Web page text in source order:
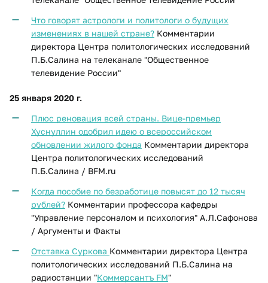
Что говорят астрологи и политологи о будущих
изменениях в нашей стране? Комментарии
директора Центра политологических исследований
П.Б.Салина на телеканале "Общественное
телевидение России"
25 января 2020 г.
Плюс реновация всей страны. Вице-премьер
Хуснуллин одобрил идею о всероссийском
обновлении жилого фонда Комментарии директора
Центра политологических исследований
П.Б.Салина / BFM.ru
Когда пособие по безработице повысят до 12 тысяч
рублей? Комментарии профессора кафедры
"Управление персоналом и психология" А.Л.Сафонова
/ Аргументы и Факты
Отставка Суркова Комментарии директора Центра
политологических исследований П.Б.Салина на
радиостанции "Коммерсантъ FM"